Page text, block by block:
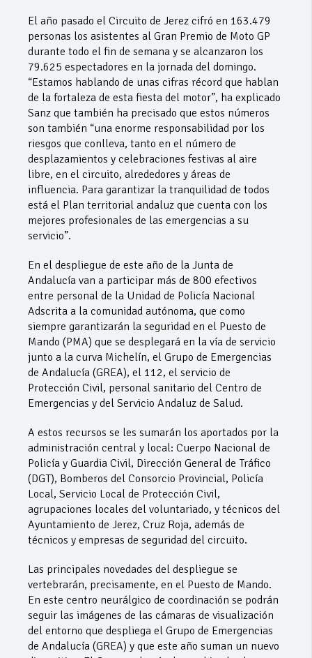
El año pasado el Circuito de Jerez cifró en 163.479
personas los asistentes al Gran Premio de Moto GP
durante todo el fin de semana y se alcanzaron los
79.625 espectadores en la jornada del domingo.
“Estamos hablando de unas cifras récord que hablan
de la fortaleza de esta fiesta del motor”, ha explicado
Sanz que también ha precisado que estos números
son también “una enorme responsabilidad por los
riesgos que conlleva, tanto en el número de
desplazamientos y celebraciones festivas al aire
libre, en el circuito, alrededores y áreas de
influencia. Para garantizar la tranquilidad de todos
está el Plan territorial andaluz que cuenta con los
mejores profesionales de las emergencias a su
servicio”.
En el despliegue de este año de la Junta de
Andalucía van a participar más de 800 efectivos
entre personal de la Unidad de Policía Nacional
Adscrita a la comunidad autónoma, que como
siempre garantizarán la seguridad en el Puesto de
Mando (PMA) que se desplegará en la vía de servicio
junto a la curva Michelín, el Grupo de Emergencias
de Andalucía (GREA), el 112, el servicio de
Protección Civil, personal sanitario del Centro de
Emergencias y del Servicio Andaluz de Salud.
A estos recursos se les sumarán los aportados por la
administración central y local: Cuerpo Nacional de
Policía y Guardia Civil, Dirección General de Tráfico
(DGT), Bomberos del Consorcio Provincial, Policía
Local, Servicio Local de Protección Civil,
agrupaciones locales del voluntariado, y técnicos del
Ayuntamiento de Jerez, Cruz Roja, además de
técnicos y empresas de seguridad del circuito.
Las principales novedades del despliegue se
vertebrarán, precisamente, en el Puesto de Mando.
En este centro neurálgico de coordinación se podrán
seguir las imágenes de las cámaras de visualización
del entorno que despliega el Grupo de Emergencias
de Andalucía (GREA) y que este año suman un nuevo